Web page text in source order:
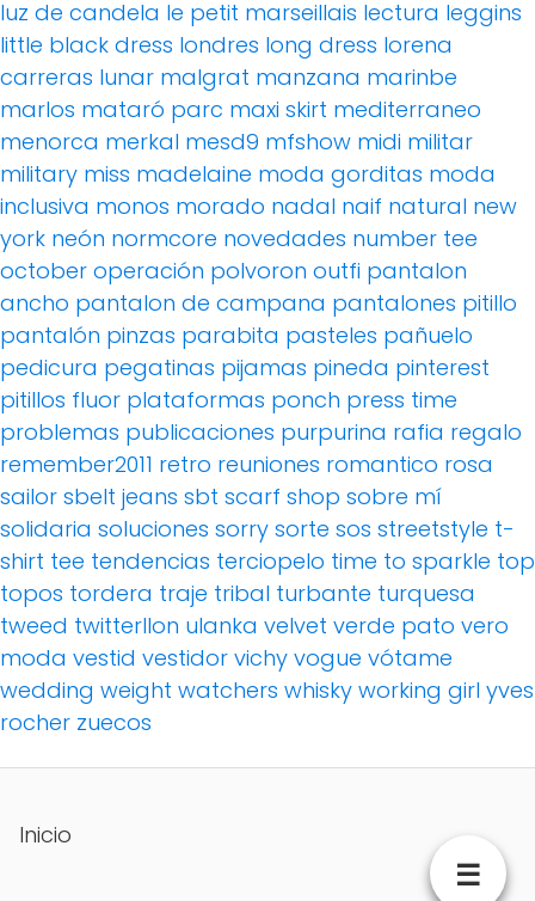
luz de candela le petit marseillais lectura leggins
little black dress londres long dress lorena
carreras lunar malgrat manzana marinbe
marlos mataró parc maxi skirt mediterraneo
menorca merkal mesd9 mfshow midi militar
military miss madelaine moda gorditas moda
inclusiva monos morado nadal naif natural new
york neón normcore novedades number tee
october operación polvoron outfi pantalon
ancho pantalon de campana pantalones pitillo
pantalón pinzas parabita pasteles pañuelo
pedicura pegatinas pijamas pineda pinterest
pitillos fluor plataformas ponch press time
problemas publicaciones purpurina rafia regalo
remember2011 retro reuniones romantico rosa
sailor sbelt jeans sbt scarf shop sobre mí
solidaria soluciones sorry sorte sos streetstyle t-
shirt tee tendencias terciopelo time to sparkle top
topos tordera traje tribal turbante turquesa
tweed twitterllon ulanka velvet verde pato vero
moda vestid vestidor vichy vogue vótame
wedding weight watchers whisky working girl yves
rocher zuecos
Inicio
☰